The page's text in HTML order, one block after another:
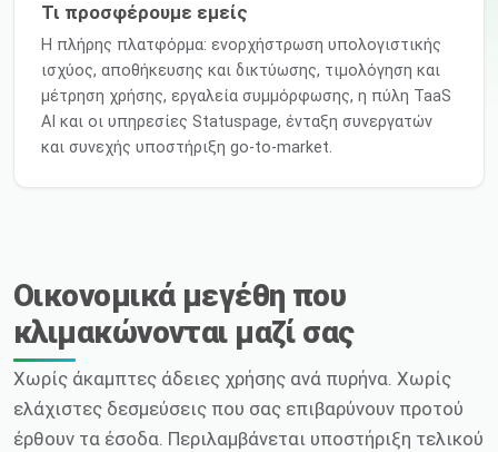
Τι προσφέρουμε εμείς
Η πλήρης πλατφόρμα: ενορχήστρωση υπολογιστικής
ισχύος, αποθήκευσης και δικτύωσης, τιμολόγηση και
μέτρηση χρήσης, εργαλεία συμμόρφωσης, η πύλη TaaS
AI και οι υπηρεσίες Statuspage, ένταξη συνεργατών
και συνεχής υποστήριξη go-to-market.
Οικονομικά μεγέθη που
κλιμακώνονται μαζί σας
Χωρίς άκαμπτες άδειες χρήσης ανά πυρήνα. Χωρίς
ελάχιστες δεσμεύσεις που σας επιβαρύνουν προτού
έρθουν τα έσοδα. Περιλαμβάνεται υποστήριξη τελικού